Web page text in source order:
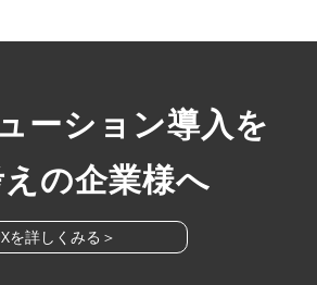
ーション導入を
の企業様へ
を詳しくみる＞